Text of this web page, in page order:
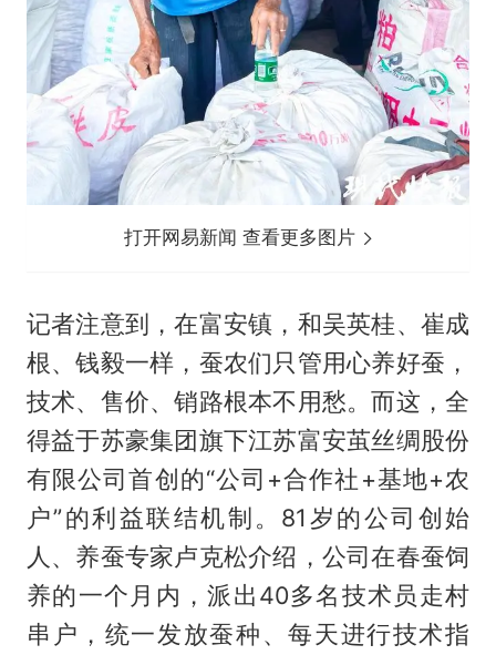
打开网易新闻 查看更多图片
记者注意到，在富安镇，和吴英桂、崔成
根、钱毅一样，蚕农们只管用心养好蚕，
技术、售价、销路根本不用愁。而这，全
得益于苏豪集团旗下江苏富安茧丝绸股份
有限公司首创的“公司+合作社+基地+农
户”的利益联结机制。81岁的公司创始
人、养蚕专家卢克松介绍，公司在春蚕饲
养的一个月内，派出40多名技术员走村
串户，统一发放蚕种、每天进行技术指